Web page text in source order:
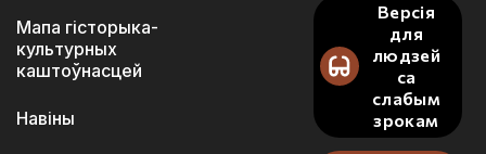
Мапа гісторыка-
культурных
каштоўнасцей
Навіны
Версія
для
людзей
са
слабым
зрокам